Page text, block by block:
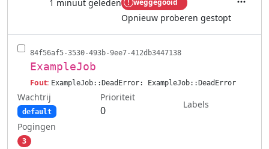
1 minuut geleden weggegooid
Opnieuw proberen gestopt
84f56af5-3530-493b-9ee7-412db3447138
ExampleJob
Fout: ExampleJob::DeadError: ExampleJob::DeadError
Wachtrij
default
Prioriteit
0
Labels
Pogingen
3